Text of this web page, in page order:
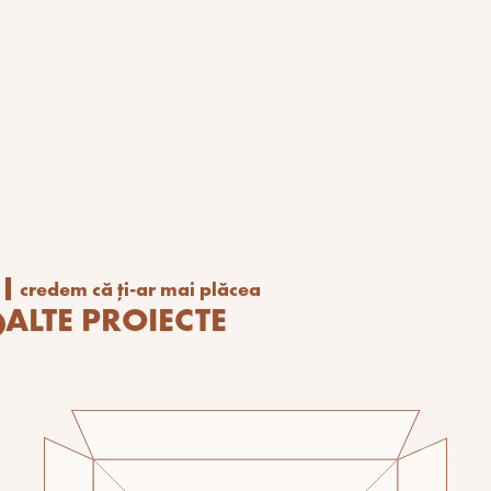
credem că ți-ar mai plăcea
ALTE PROIECTE